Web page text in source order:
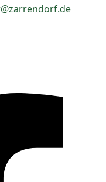
zarrendorf.de